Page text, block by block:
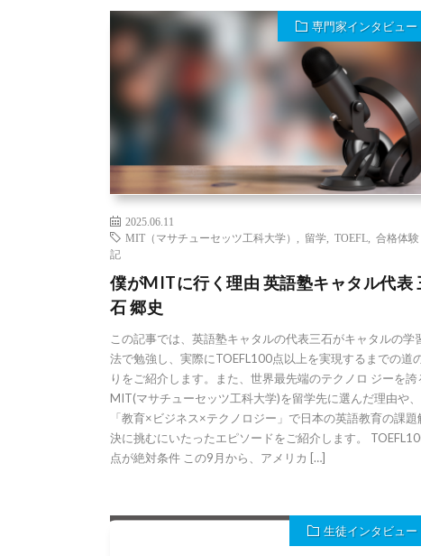
専門家インタビュー
2025.06.11
MIT（マサチューセッツ工科大学）
留学 TOEFL
合格体験
記
僕がMITに行く理由 英語塾キャタル代表
石 郷史
この記事では、英語塾キャタルの代表三石がキャタルの学
法で勉強し、実際にTOEFL100点以上を実現するまでの道
りをご紹介します。また、世界最先端のテクノロ ジーを誇
MIT(マサチューセッツ工科大学)を留学先に選んだ理由や、
「教育×ビジネス×テクノロジー」で日本の英語教育の課題
決に挑むにいたったエピソードをご紹介します。
点が絶対条件 この9月から、アメリカ […]
生徒インタビュー